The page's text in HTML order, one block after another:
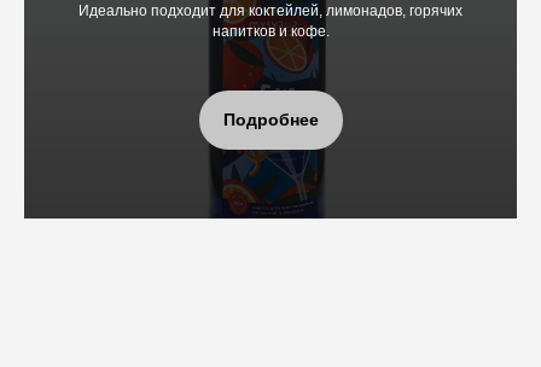
Идеально подходит для коктейлей, лимонадов, горячих
напитков и кофе.
Подробнее